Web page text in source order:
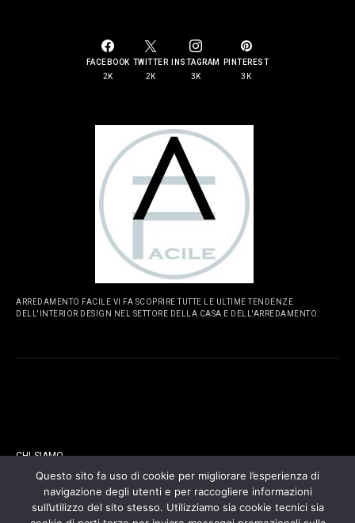
FACEBOOK
2K
TWITTER
2K
INSTAGRAM
3K
PINTEREST
3K
ARREDAMENTO FACILE VI FA SCOPRIRE TUTTE LE ULTIME TENDENZE
DELL'INTERIOR DESIGN NEL SETTORE DELLA CASA E DELL'ARREDAMENTO.
CHI SIAMO
CONTATTI
Questo sito fa uso di cookie per migliorare l’esperienza di
navigazione degli utenti e per raccogliere informazioni
sull’utilizzo del sito stesso. Utilizziamo sia cookie tecnici sia